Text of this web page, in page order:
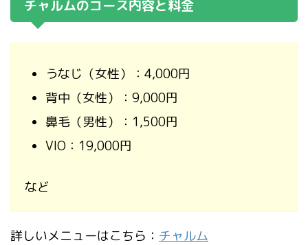
チャルムのコース内容と料金
うなじ（女性）：4,000円
背中（女性）：9,000円
鼻毛（男性）：1,500円
VIO：19,000円
など
詳しいメニューはこちら： チャルム